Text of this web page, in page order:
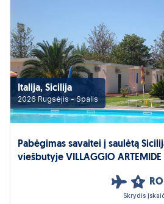
Italija, Sicilija
2026 Rugsėjis - Spalis
Pabėgimas savaitei į saulėtą
viešbutyje VILLAGGIO ARTEMIDE
4 RO
Skrydis